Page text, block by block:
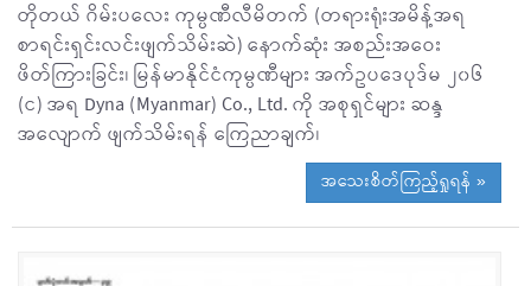
တိုတယ် ဂိမ်းပလေး ကုမ္ပဏီလီမိတက် (တရားရုံးအမိန့်အရ
စာရင်းရှင်းလင်းဖျက်သိမ်းဆဲ) နောက်ဆုံး အစည်းအဝေး
ဖိတ်ကြားခြင်း၊ မြန်မာနိုင်ငံကုမ္ပဏီများ အက်ဥပဒေပုဒ်မ ၂၀၆
(င) အရ Dyna (Myanmar) Co., Ltd. ကို အစုရှင်များ ဆန္ဒ
အလျောက် ဖျက်သိမ်းရန် ကြေညာချက်၊
အသေးစိတ်ကြည့်ရှုရန် »